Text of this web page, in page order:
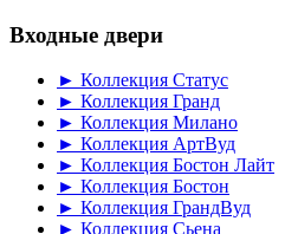
Входные двери
► Коллекция Статус
► Коллекция Гранд
► Коллекция Милано
► Коллекция АртВуд
► Коллекция Бостон Лайт
► Коллекция Бостон
► Коллекция ГрандВуд
► Коллекция Сьена